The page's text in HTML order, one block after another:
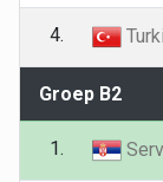
4.
Groep B2
1.